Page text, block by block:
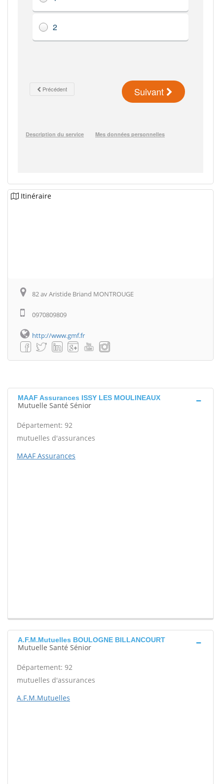
Itinéraire
82 av Aristide Briand MONTROUGE
0970809809
http://www.gmf.fr
MAAF Assurances ISSY LES MOULINEAUX
Mutuelle Santé Sénior
Département: 92
mutuelles d'assurances
MAAF Assurances
A.F.M.Mutuelles BOULOGNE BILLANCOURT
Mutuelle Santé Sénior
Département: 92
mutuelles d'assurances
A.F.M.Mutuelles